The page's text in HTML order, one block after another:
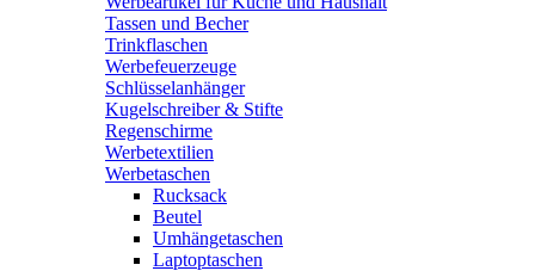
Tassen und Becher
Trinkflaschen
Werbefeuerzeuge
Schlüsselanhänger
Kugelschreiber & Stifte
Regenschirme
Werbetextilien
Werbetaschen
Rucksack
Beutel
Umhängetaschen
Laptoptaschen